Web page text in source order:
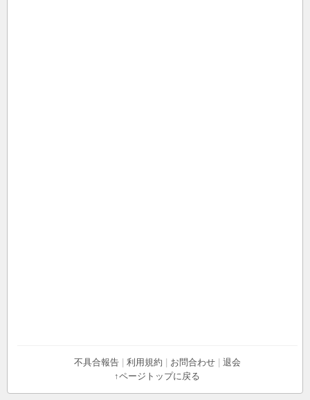
不具合報告 利用規約 お問合わせ
退会
↑ページトップに戻る